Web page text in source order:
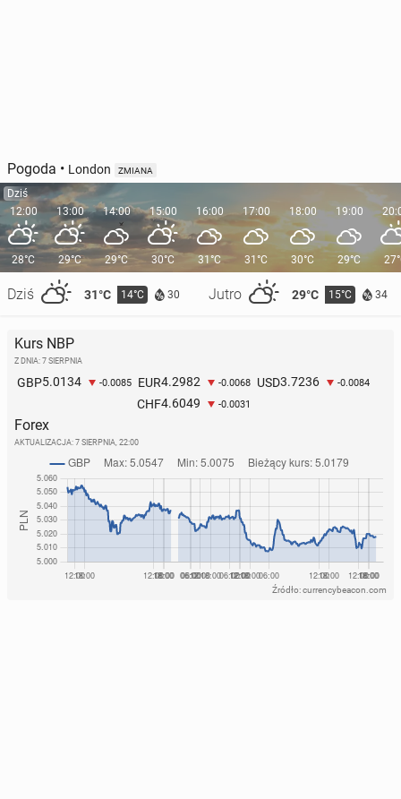
Pogoda • London ZMIANA
Dziś
12:00
28°C
Dziś 31°C 14°C 30 Jutro 29°C 15°C 34
13:00
29°C
14:00
29°C
15:00
30°C
16:00
31°C
17:00
31°C
18:00
30°C
19:00
29°C
Kurs NBP
Z DNIA: 7 SIERPNIA
GBP5.0134 -0.0085 EUR4.2982 -0.0068 USD3.7236 -0.0084
CHF4.6049 -0.0031
Forex
AKTUALIZACJA: 7 SIERPNIA, 22:00
Źródło: currencybeacon.com